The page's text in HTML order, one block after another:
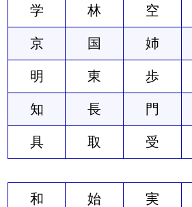
学 林 空
京 国 姉
明 東 歩
知 長 門
具 取 受
和 始 実